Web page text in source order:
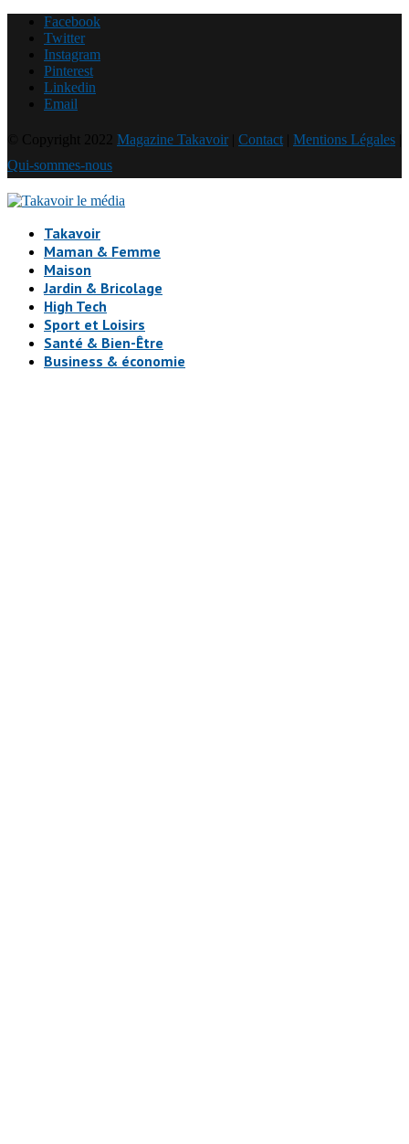
Facebook
Twitter
Instagram
Pinterest
Linkedin
Email
Magazine Takavoir| Contact Mentions Légales
Qui-sommes-nous
Takavoir
Maman & Femme
Maison
Jardin & Bricolage
High Tech
Sport et Loisirs
Santé & Bien-Être
Business & économie